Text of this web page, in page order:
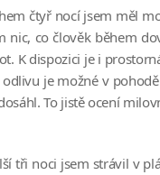
čtyř nocí jsem měl
nic, co člověk během
K dispozici je i
je možné v
To jistě ocení
tři noci jsem strávil v